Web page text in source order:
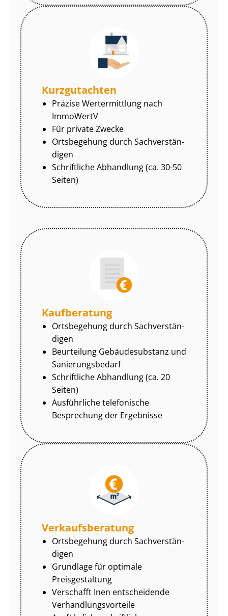
Kurzgutachten
Präzise Wertermittlung nach
ImmoWertV
Für private Zwecke
Ortsbegehung durch Sach­ver­stän­
di­gen
Schriftliche Abhandlung (ca. 30-50
Seiten)
Kaufberatung
Ortsbegehung durch Sach­ver­stän­
di­gen
Beurteilung Gebäudesubstanz und
Sa­nie­rungs­be­darf
Schriftliche Abhandlung (ca. 20
Seiten)
Ausführliche telefonische
Besprechung der Ergebnisse
Ver­kaufs­be­ra­tung
Ortsbegehung durch Sach­ver­stän­
di­gen
Grundlage für optimale
Preisgestaltung
Verschafft Inen entscheidende
Ver­hand­lungs­vor­tei­le